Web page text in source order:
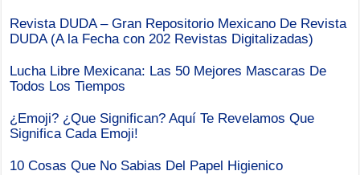
Revista DUDA – Gran Repositorio Mexicano De Revista
DUDA (A la Fecha con 202 Revistas Digitalizadas)
Lucha Libre Mexicana: Las 50 Mejores Mascaras De
Todos Los Tiempos
¿Emoji? ¿Que Significan? Aquí Te Revelamos Que
Significa Cada Emoji!
10 Cosas Que No Sabias Del Papel Higienico